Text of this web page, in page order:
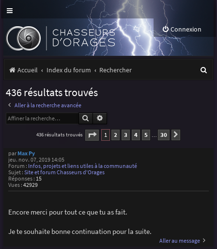
Connexion
Accueil Index du forum Rechercher
436 résultats trouvés
Aller à la recherche avancée
Rechercher
436 résultats trouvés Page 1sur
1 2 3 4 5 … 30
par Max Py
jeu. nov. 07, 2019 14:05
Forum : Infos, projets et liens utiles à la communauté
Sujet : Site et forum Chasseurs d'Orages
Réponses : 15
Vues : 42929
Encore merci pour tout ce que tu as fait.
Je te souhaite bonne continuation pour la suite.
Aller au message